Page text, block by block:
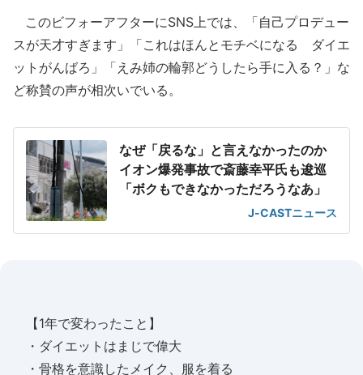
このビフォーアフターにSNS上では、「自己プロデュー
スが天才すぎます」「これはほんとモチベになる ダイエ
ットがんばろ」「えみ姉の輪郭どうしたら手に入る？」な
ど称賛の声が相次いでいる。
なぜ「戻るな」と言えなかったのか
イオン爆発事故で斎藤幸平氏も逡巡
「ボクもできなかっただろうなあ」
J-CASTニュース
【1年で変わったこと】
・ダイエットはまじで偉大
・骨格を意識したメイク、服を着る